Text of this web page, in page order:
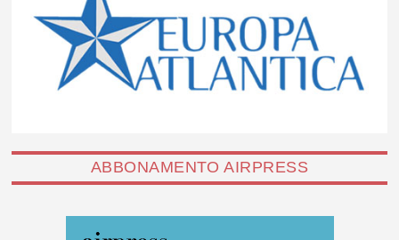
ABBONAMENTO AIRPRESS